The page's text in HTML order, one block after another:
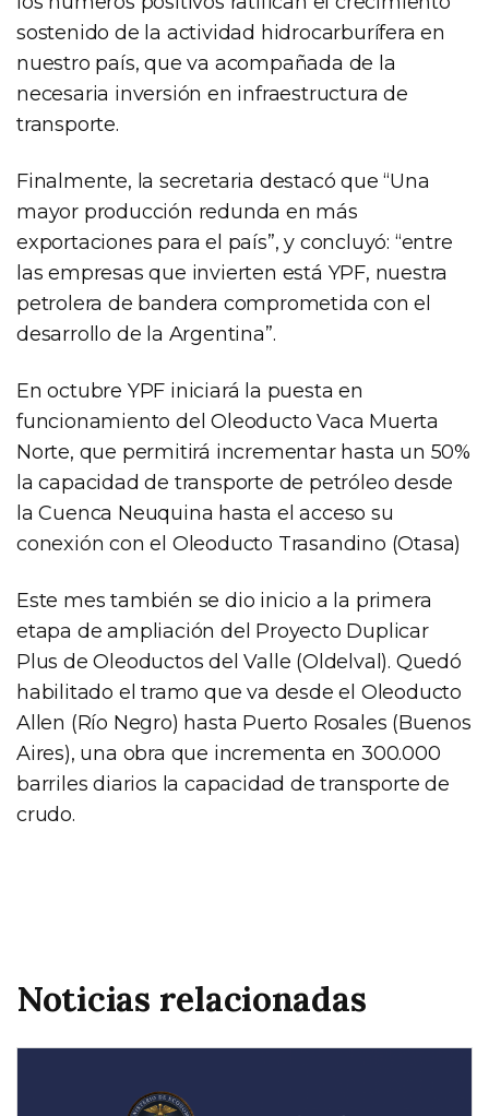
sostenido de la actividad hidrocarburífera en
nuestro país, que va acompañada de la
necesaria inversión en infraestructura de
transporte.
Finalmente, la secretaria destacó que “Una
mayor producción redunda en más
exportaciones para el país”, y concluyó: “entre
las empresas que invierten está YPF, nuestra
petrolera de bandera comprometida con el
desarrollo de la Argentina”.
En octubre YPF iniciará la puesta en
funcionamiento del Oleoducto Vaca Muerta
Norte, que permitirá incrementar hasta un 50%
la capacidad de transporte de petróleo desde
la Cuenca Neuquina hasta el acceso su
conexión con el Oleoducto Trasandino (Otasa)
Este mes también se dio inicio a la primera
etapa de ampliación del Proyecto Duplicar
Plus de Oleoductos del Valle (Oldelval). Quedó
habilitado el tramo que va desde el Oleoducto
Allen (Río Negro) hasta Puerto Rosales (Buenos
Aires), una obra que incrementa en 300.000
barriles diarios la capacidad de transporte de
crudo.
Noticias relacionadas